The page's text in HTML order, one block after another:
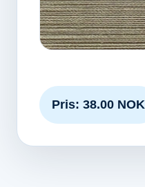
Pris: 38.00 NOK